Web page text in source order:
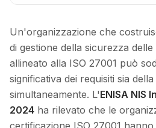
Un'organizzazione che
di gestione della sicurezza
allineato alla ISO 27001 può
significativa dei requisiti sia
simultaneamente. L'ENISA NIS
2024 ha rilevato che le